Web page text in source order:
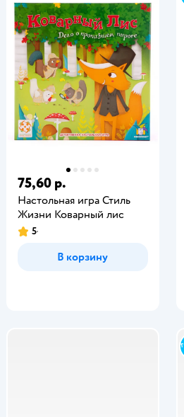
75,60 р.
Настольная игра Стиль
Жизни Коварный лис
5
В корзину